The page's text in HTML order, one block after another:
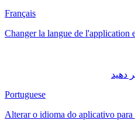
Français
Changer la langue de l'application
Portuguese
Alterar o idioma do aplicativo para